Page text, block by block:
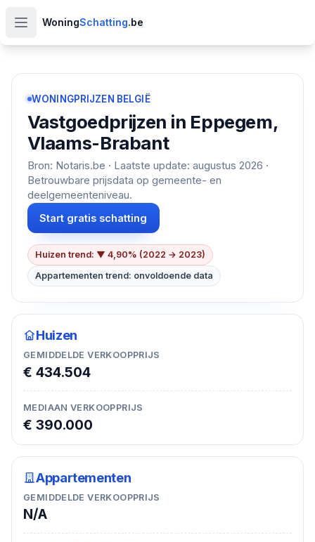
Open hoofdmenu
WoningSchatting.be
WONINGPRIJZEN BELGIË
Vastgoedprijzen in Eppegem,
Vlaams-Brabant
Bron: Notaris.be · Laatste update: augustus 2026 ·
Betrouwbare prijsdata op gemeente- en
deelgemeenteniveau.
Start gratis schatting
Huizen trend: ▼ 4,90% (2022 → 2023)
Appartementen trend: onvoldoende data
Huizen
GEMIDDELDE VERKOOPPRIJS
€ 434.504
MEDIAAN VERKOOPPRIJS
€ 390.000
Appartementen
GEMIDDELDE VERKOOPPRIJS
N/A